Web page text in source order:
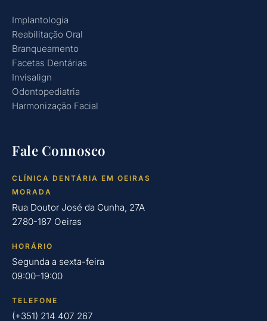
Implantologia
Reabilitação Oral
Branqueamento
Facetas Dentárias
Invisalign
Odontopediatria
Harmonização Facial
Fale Connosco
CLÍNICA DENTÁRIA EM OEIRAS
MORADA
Rua Doutor José da Cunha, 27A
2780-187 Oeiras
HORÁRIO
Segunda a sexta-feira
09:00–19:00
TELEFONE
(+351) 214 407 267